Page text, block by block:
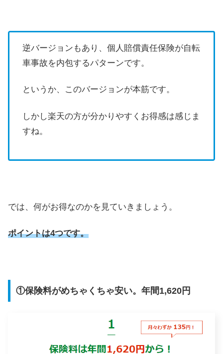
逆バージョンもあり、個人賠償責任保険が自転
車事故を内包するパターンです。
というか、このバージョンが本筋です。
しかし楽天の方が分かりやすくお得感は感じま
すね。
では、何がお得なのかを見ていきましょう。
ポイントは4つです。
①保険料がめちゃくちゃ安い。年間1,620円